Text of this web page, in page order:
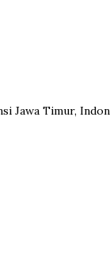
Jawa Timur,